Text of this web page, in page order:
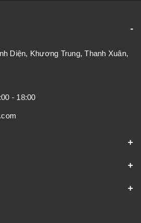
Diện, Khương Trung, Thanh Xuân,
- 18:00